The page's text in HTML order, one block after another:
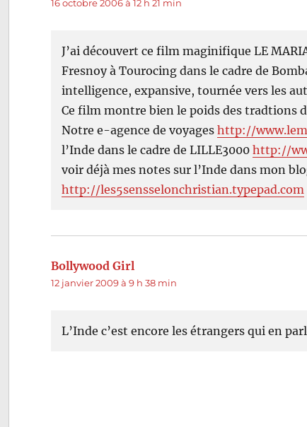
16 octobre 2006 à 12 h 21 min
J’ai découvert ce film maginifique LE
Fresnoy à Tourocing dans le cadre de
intelligence, expansive, tournée vers les
Ce film montre bien le poids des tradtions
Notre e-agence de voyageshttp://
l’Inde dans le cadre de LILLE3000http://
voir déjà mes notes sur l’Inde dans mon
http://les5sensselonchristian.typepad.com
Bollywood Girl
12 janvier 2009 à 9 h 38 min
L’Inde c’est encore les étrangers qui en